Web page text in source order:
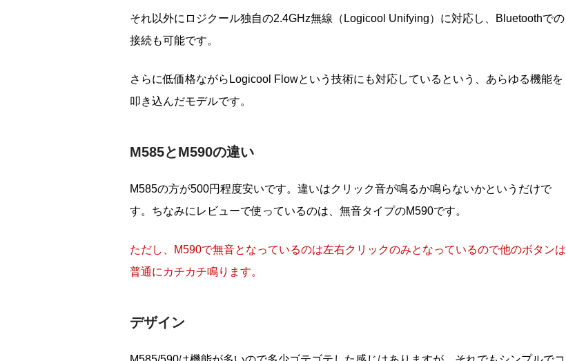
それ以外にロジクール独自の2.4GHz無線（Logicool Unifying）に対応し、Bluetoothでの
接続も可能です。
さらに低価格ながらLogicool Flowという技術にも対応しているという、あらゆる機能を
叩き込んだモデルです。
M585とM590の違い
M585の方が500円程度安いです。違いはクリック音が鳴るか鳴らないかというだけで
す。ちなみにレビューで使っているのは、無音タイプのM590です。
ただし、
M590で無音となっているのは左右クリックのみとなっているので他のボタンは
普通にカチカチ鳴ります。
デザイン